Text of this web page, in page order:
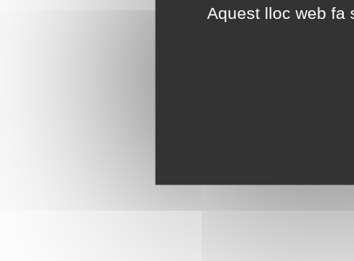
Aquest lloc web fa